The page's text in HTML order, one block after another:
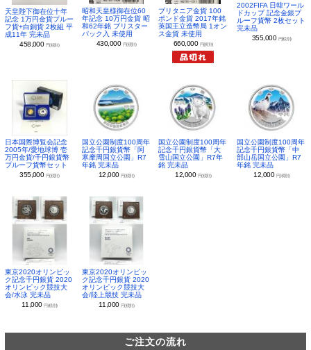
天皇陛下御在位十年
記念 1万円金貨プルー
フ貨+白銅貨 2枚組 平
成11年 完未品
458,000 円(税別)
昭和天皇様御在位60
年記念 10万円金貨 昭
和62年銘 ブリスター
パック入 未使用
430,000 円(税別)
ブリタニア金貨 100
ポンド金貨 2017年銘
英国王立造幣局 1オン
ス金貨 未使用
660,000 円(税別)
2002FIFA 日韓ワール
ドカップ 記念金銀プ
ルーフ貨幣 2枚セット
完未品
355,000 円(税別)
日本国際博覧会記念
2005年/愛地球博 壱
万円金貨/千円銀貨幣
プルーフ貨幣セット
355,000 円(税別)
国立公園制度100周年
記念千円銀貨幣「阿
寒摩周国立公園」R7
年銘 完未品
12,000 円(税別)
国立公園制度100周年
記念千円銀貨幣「大
雪山国立公園」R7年
銘 完未品
12,000 円(税別)
国立公園制度100周年
記念千円銀貨幣「中
部山岳国立公園」R7
年銘 完未品
12,000 円(税別)
東京2020オリンピッ
ク記念千円銀貨 2020
オリンピック競技大
会/水泳 完未品
11,000円(税別)
東京2020オリンピッ
ク記念千円銀貨 2020
オリンピック競技大
会/陸上競技 完未品
11,000 円(税別)
ご注文の流れ